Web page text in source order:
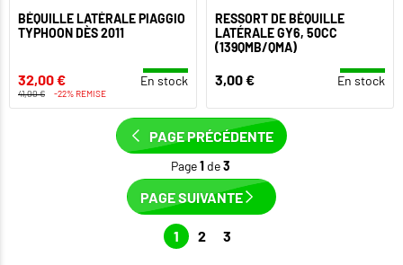
BÉQUILLE LATÉRALE PIAGGIO
TYPHOON DÈS 2011
32,00 € En stock
41,00 € -22% REMISE
RESSORT DE BÉQUILLE
LATÉRALE GY6, 50CC
(139QMB/QMA)
3,00 € En stock
PAGE PRÉCÉDENTE
Page 1 de 3
PAGE SUIVANTE
1 2 3